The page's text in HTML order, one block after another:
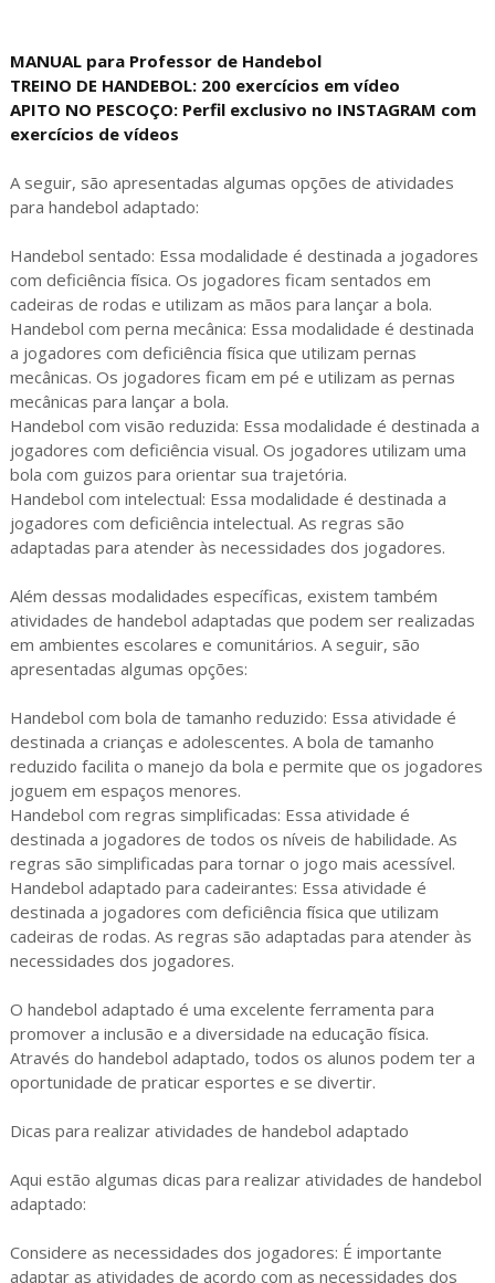
MANUAL para Professor de Handebol
TREINO DE HANDEBOL: 200 exercícios em vídeo
APITO NO PESCOÇO: Perfil exclusivo no INSTAGRAM com
exercícios de vídeos
A seguir, são apresentadas algumas opções de atividades
para handebol adaptado:
Handebol sentado: Essa modalidade é destinada a jogadores
com deficiência física. Os jogadores ficam sentados em
cadeiras de rodas e utilizam as mãos para lançar a bola.
Handebol com perna mecânica: Essa modalidade é destinada
a jogadores com deficiência física que utilizam pernas
mecânicas. Os jogadores ficam em pé e utilizam as pernas
mecânicas para lançar a bola.
Handebol com visão reduzida: Essa modalidade é destinada a
jogadores com deficiência visual. Os jogadores utilizam uma
bola com guizos para orientar sua trajetória.
Handebol com intelectual: Essa modalidade é destinada a
jogadores com deficiência intelectual. As regras são
adaptadas para atender às necessidades dos jogadores.
Além dessas modalidades específicas, existem também
atividades de handebol adaptadas que podem ser realizadas
em ambientes escolares e comunitários. A seguir, são
apresentadas algumas opções:
Handebol com bola de tamanho reduzido: Essa atividade é
destinada a crianças e adolescentes. A bola de tamanho
reduzido facilita o manejo da bola e permite que os jogadores
joguem em espaços menores.
Handebol com regras simplificadas: Essa atividade é
destinada a jogadores de todos os níveis de habilidade. As
regras são simplificadas para tornar o jogo mais acessível.
Handebol adaptado para cadeirantes: Essa atividade é
destinada a jogadores com deficiência física que utilizam
cadeiras de rodas. As regras são adaptadas para atender às
necessidades dos jogadores.
O handebol adaptado é uma excelente ferramenta para
promover a inclusão e a diversidade na educação física.
Através do handebol adaptado, todos os alunos podem ter a
oportunidade de praticar esportes e se divertir.
Dicas para realizar atividades de handebol adaptado
Aqui estão algumas dicas para realizar atividades de handebol
adaptado:
Considere as necessidades dos jogadores: É importante
adaptar as atividades de acordo com as necessidades dos